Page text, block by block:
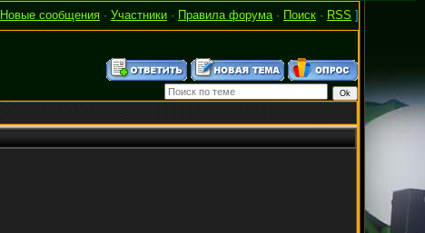
Новые сообщения · Участники · Правила форума · Поиск · RSS ]